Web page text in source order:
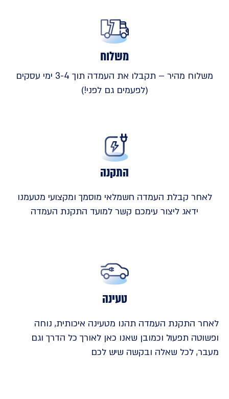
משלוח
משלוח מהיר – תקבלו את העמדה תוך 3-4 ימי עסקים
(לפעמים גם לפני!)
התקנה
לאחר קבלת העמדה חשמלאי מוסמך ומקצועי מטעמנו
ידאג ליצור עימכם קשר למועד התקנת העמדה
טעינה
לאחר התקנת העמדה תהנו מטעינה איכותית, נוחה
ופשוטה תפעול וכמובן שאנו כאן לאורך כל הדרך וגם
מעבר, לכל שאלה ובקשה שיש לכם